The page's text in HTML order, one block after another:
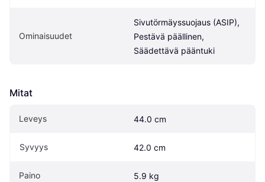
Ominaisuudet
Sivutörmäyssuojaus (ASIP),
Pestävä päällinen,
Säädettävä pääntuki
Mitat
Leveys 44.0 cm
Syvyys 42.0 cm
Paino 5.9 kg